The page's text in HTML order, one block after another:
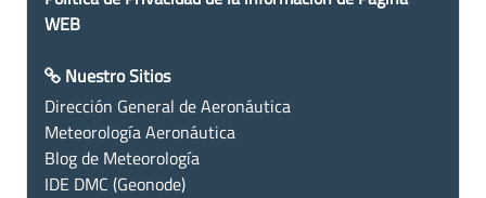
WEB
Nuestro Sitios
Dirección General de Aeronáutica
Meteorología Aeronáutica
Blog de Meteorología
IDE DMC (Geonode)